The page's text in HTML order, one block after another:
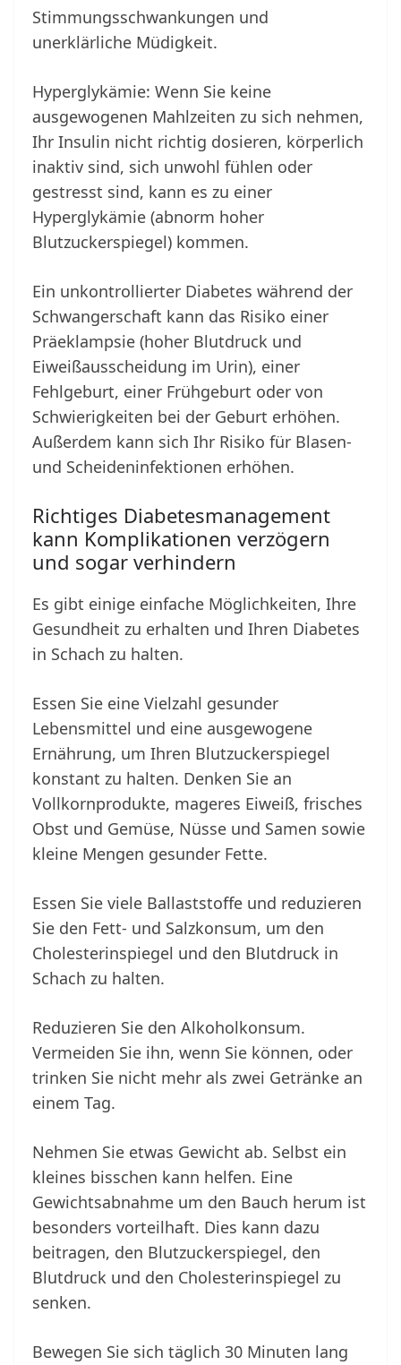
Stimmungsschwankungen und
unerklärliche Müdigkeit.
Hyperglykämie: Wenn Sie keine
ausgewogenen Mahlzeiten zu sich nehmen,
Ihr Insulin nicht richtig dosieren, körperlich
inaktiv sind, sich unwohl fühlen oder
gestresst sind, kann es zu einer
Hyperglykämie (abnorm hoher
Blutzuckerspiegel) kommen.
Ein unkontrollierter Diabetes während der
Schwangerschaft kann das Risiko einer
Präeklampsie (hoher Blutdruck und
Eiweißausscheidung im Urin), einer
Fehlgeburt, einer Frühgeburt oder von
Schwierigkeiten bei der Geburt erhöhen.
Außerdem kann sich Ihr Risiko für Blasen-
und Scheideninfektionen erhöhen.
Richtiges Diabetesmanagement
kann Komplikationen verzögern
und sogar verhindern
Es gibt einige einfache Möglichkeiten, Ihre
Gesundheit zu erhalten und Ihren Diabetes
in Schach zu halten.
Essen Sie eine Vielzahl gesunder
Lebensmittel und eine ausgewogene
Ernährung, um Ihren Blutzuckerspiegel
konstant zu halten. Denken Sie an
Vollkornprodukte, mageres Eiweiß, frisches
Obst und Gemüse, Nüsse und Samen sowie
kleine Mengen gesunder Fette.
Essen Sie viele Ballaststoffe und reduzieren
Sie den Fett- und Salzkonsum, um den
Cholesterinspiegel und den Blutdruck in
Schach zu halten.
Reduzieren Sie den Alkoholkonsum.
Vermeiden Sie ihn, wenn Sie können, oder
trinken Sie nicht mehr als zwei Getränke an
einem Tag.
Nehmen Sie etwas Gewicht ab. Selbst ein
kleines bisschen kann helfen. Eine
Gewichtsabnahme um den Bauch herum ist
besonders vorteilhaft. Dies kann dazu
beitragen, den Blutzuckerspiegel, den
Blutdruck und den Cholesterinspiegel zu
senken.
Bewegen Sie sich täglich 30 Minuten lang